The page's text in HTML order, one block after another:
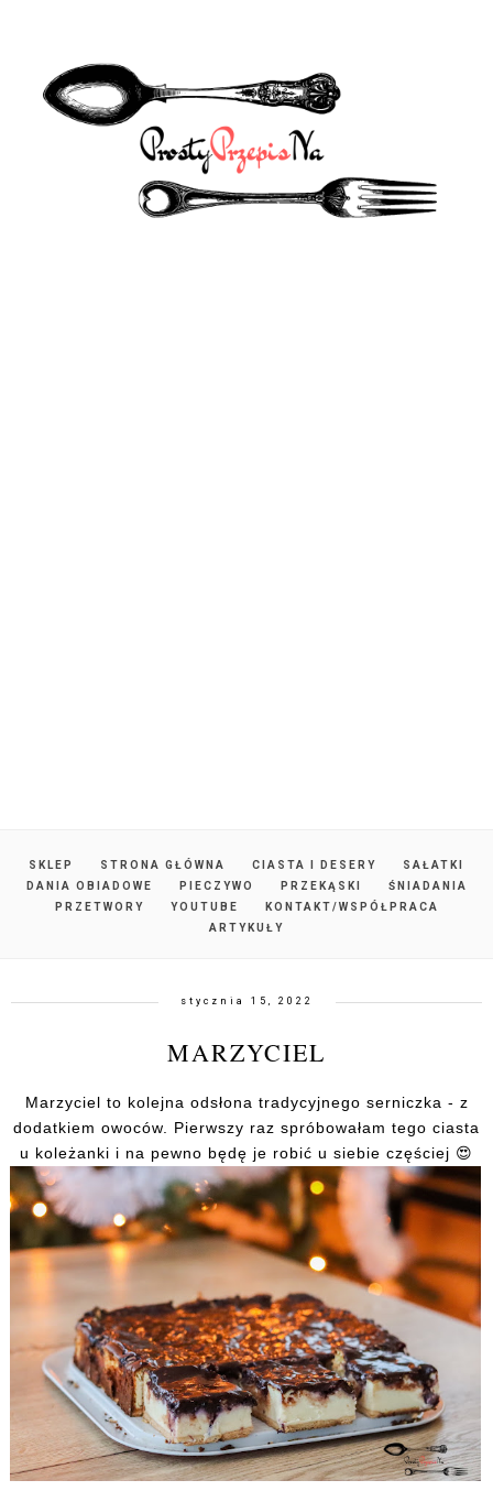
SKLEP STRONA GŁÓWNA CIASTA I DESERY
SAŁATKI
DANIA OBIADOWE
PIECZYWO PRZEKĄSKI
ŚNIADANIA
PRZETWORY
YOUTUBE
KONTAKT/WSPÓŁPRACA
ARTYKUŁY
stycznia 15, 2022
MARZYCIEL
Marzyciel to kolejna odsłona tradycyjnego serniczka - z
dodatkiem owoców. Pierwszy raz spróbowałam tego ciasta
u koleżanki i na pewno będę je robić u siebie częściej 😍